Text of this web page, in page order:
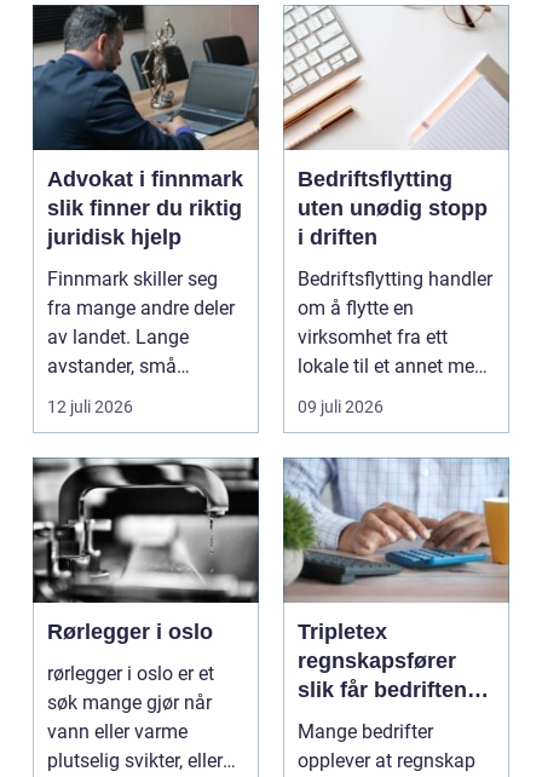
Advokat i finnmark
slik finner du riktig
juridisk hjelp
Finnmark skiller seg
fra mange andre deler
av landet. Lange
avstander, små
lokalsamfunn, sterk
tilkn...
12 juli 2026
Bedriftsflytting
uten unødig stopp
i driften
Bedriftsflytting handler
om å flytte en
virksomhet fra ett
lokale til et annet med
minst mulig...
09 juli 2026
Rørlegger i oslo
rørlegger i oslo er et
søk mange gjør når
vann eller varme
plutselig svikter, eller
Tripletex
regnskapsfører
slik får bedriften
mer ut av
regnskapet
Mange bedrifter
opplever at regnskap